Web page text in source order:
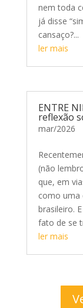
nem toda
já disse
cansaço?...
ler mais
ENTRE
reflexão
mar/2026
(não
que, em
como uma
brasileiro.
fato de se
ler mais